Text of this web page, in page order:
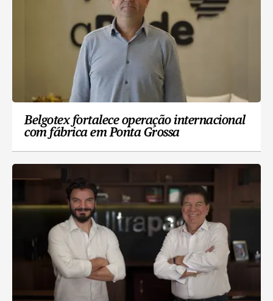
Belgotex fortalece operação internacional
com fábrica em Ponta Grossa